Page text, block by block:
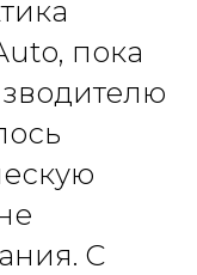
пока
С